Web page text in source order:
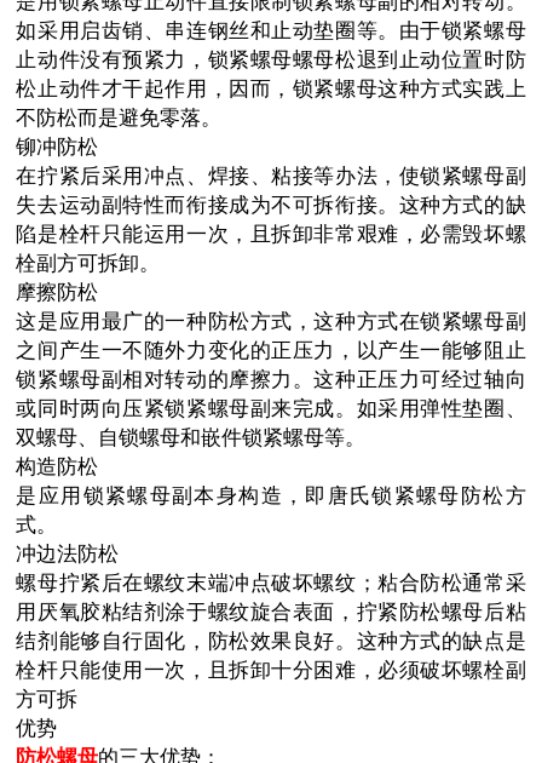
如采用启齿销、串连钢丝和止动垫圈等。由于锁紧螺母
止动件没有预紧力，锁紧螺母螺母松退到止动位置时防
松止动件才干起作用，因而，锁紧螺母这种方式实践上
不防松而是避免零落。
铆冲防松
在拧紧后采用冲点、焊接、粘接等办法，使锁紧螺母副
失去运动副特性而衔接成为不可拆衔接。这种方式的缺
陷是栓杆只能运用一次，且拆卸非常艰难，必需毁坏螺
栓副方可拆卸。
摩擦防松
这是应用最广的一种防松方式，这种方式在锁紧螺母副
之间产生一不随外力变化的正压力，以产生一能够阻止
锁紧螺母副相对转动的摩擦力。这种正压力可经过轴向
或同时两向压紧锁紧螺母副来完成。如采用弹性垫圈、
双螺母、自锁螺母和嵌件锁紧螺母等。
构造防松
是应用锁紧螺母副本身构造，即唐氏锁紧螺母防松方
式。
冲边法防松
螺母拧紧后在螺纹末端冲点破坏螺纹；粘合防松通常采
用厌氧胶粘结剂涂于螺纹旋合表面，拧紧防松螺母后粘
结剂能够自行固化，防松效果良好。这种方式的缺点是
栓杆只能使用一次，且拆卸十分困难，必须破坏螺栓副
方可拆
优势
防松螺母的三大优势：